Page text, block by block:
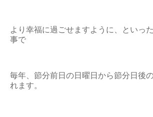
より幸福に過ごせますように、といっ
事で
毎年、節分前日の日曜日から節分日後
れます。